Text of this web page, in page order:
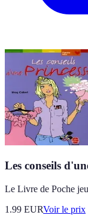
Les conseils
Le Livre de Poche
1.99 EURVoir le prix